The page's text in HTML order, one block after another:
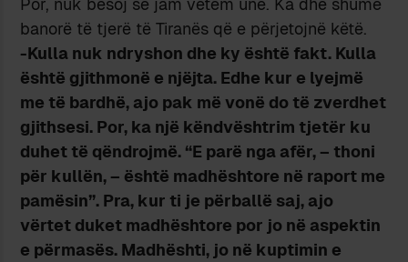
Por, nuk besoj se jam vetëm unë. Ka dhe shumë
banorë të tjerë të Tiranës që e përjetojnë këtë.
-Kulla nuk ndryshon dhe ky është fakt. Kulla
është gjithmonë e njëjta. Edhe kur e lyejmë
me të bardhë, ajo pak më vonë do të zverdhet
gjithsesi. Por, ka një këndvështrim tjetër ku
duhet të qëndrojmë. “E parë nga afër, – thoni
për kullën, – është madhështore në raport me
pamësin”. Pra, kur ti je përballë saj, ajo
vërtet duket madhështore por jo në aspektin
e përmasës. Madhështi, jo në kuptimin e